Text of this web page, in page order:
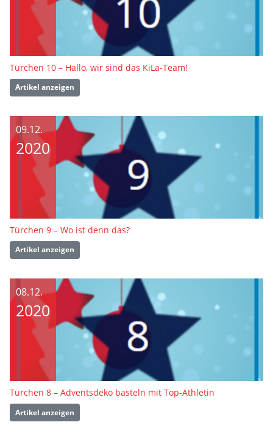
Türchen 10 – Hallo, wir sind das KiLa-Team!
Artikel anzeigen
09.12.
2020
Türchen 9 – Wo ist denn das?
Artikel anzeigen
08.12.
2020
Türchen 8 – Adventsdeko basteln mit Top-Athletin
Artikel anzeigen